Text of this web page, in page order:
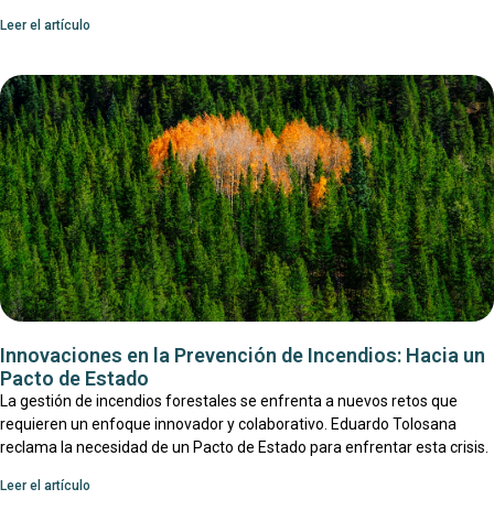
Leer el artículo
Innovaciones en la Prevención de Incendios: Hacia un
Pacto de Estado
La gestión de incendios forestales se enfrenta a nuevos retos que
requieren un enfoque innovador y colaborativo. Eduardo Tolosana
reclama la necesidad de un Pacto de Estado para enfrentar esta crisis.
Leer el artículo